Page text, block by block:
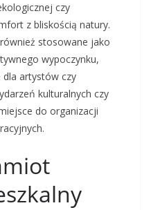
czy
z bliskością natury.
stosowane jako
wypoczynku,
artystów czy
kulturalnych czy
do organizacji